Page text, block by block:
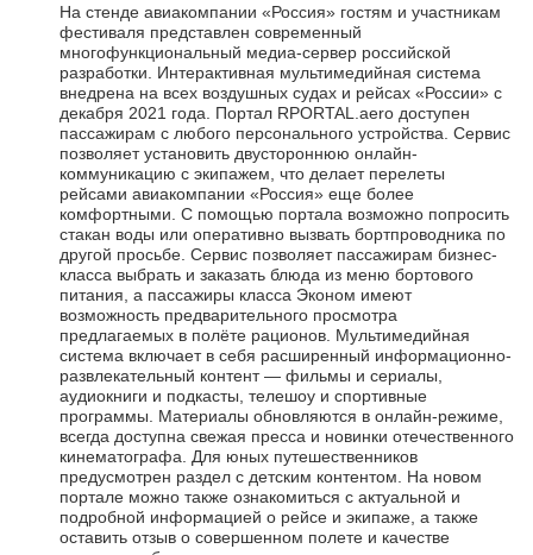
На стенде авиакомпании «Россия» гостям и участникам
фестиваля представлен современный
многофункциональный медиа-сервер российской
разработки. Интерактивная мультимедийная система
внедрена на всех воздушных судах и рейсах «России» с
декабря 2021 года. Портал RPORTAL.aero доступен
пассажирам с любого персонального устройства. Сервис
позволяет установить двустороннюю онлайн-
коммуникацию с экипажем, что делает перелеты
рейсами авиакомпании «Россия» еще более
комфортными. С помощью портала возможно попросить
стакан воды или оперативно вызвать бортпроводника по
другой просьбе. Сервис позволяет пассажирам бизнес-
класса выбрать и заказать блюда из меню бортового
питания, а пассажиры класса Эконом имеют
возможность предварительного просмотра
предлагаемых в полёте рационов. Мультимедийная
система включает в себя расширенный информационно-
развлекательный контент — фильмы и сериалы,
аудиокниги и подкасты, телешоу и спортивные
программы. Материалы обновляются в онлайн-режиме,
всегда доступна свежая пресса и новинки отечественного
кинематографа. Для юных путешественников
предусмотрен раздел с детским контентом. На новом
портале можно также ознакомиться с актуальной и
подробной информацией о рейсе и экипаже, а также
оставить отзыв о совершенном полете и качестве